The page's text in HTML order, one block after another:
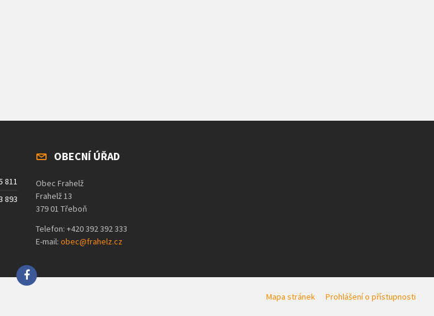
811
893
OBECNÍ ÚŘAD
Obec Frahelž
Frahelž 13
379 01 Třeboň
Telefon: +420 392 392 333
E-mail: obec@frahelz.cz
Mapa stránek Prohlášení o přístupnosti